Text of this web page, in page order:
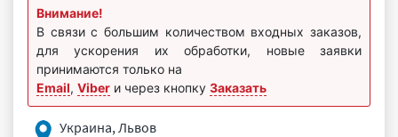
Внимание!
В связи с большим количеством входных заказов,
для ускорения их обработки, новые заявки
принимаются только на
Email, Viber и через кнопку Заказать
Украина, Львов